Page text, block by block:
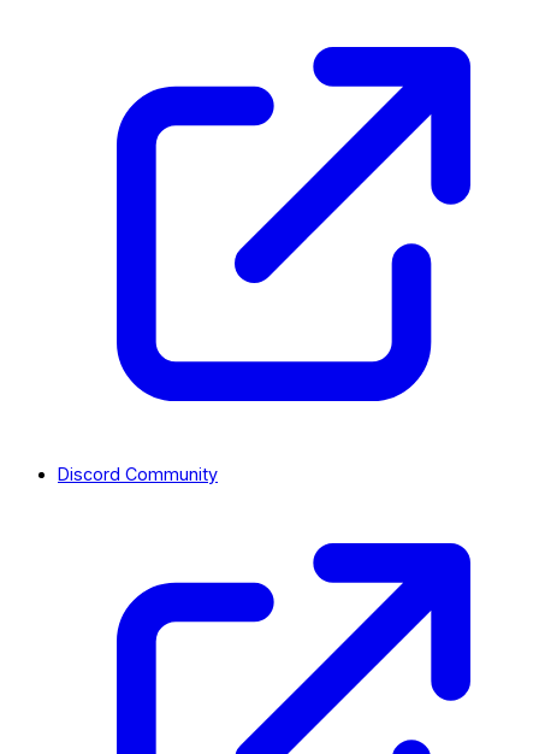
Discord Community